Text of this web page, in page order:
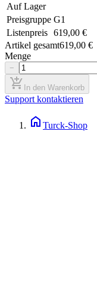
Auf Lager
Preisgruppe G1
Listenpreis 619,00 €
Artikel gesamt619,00 €
Menge
−
add_shopping_cart In den Warenkorb
Support kontaktieren
home Turck-Shop